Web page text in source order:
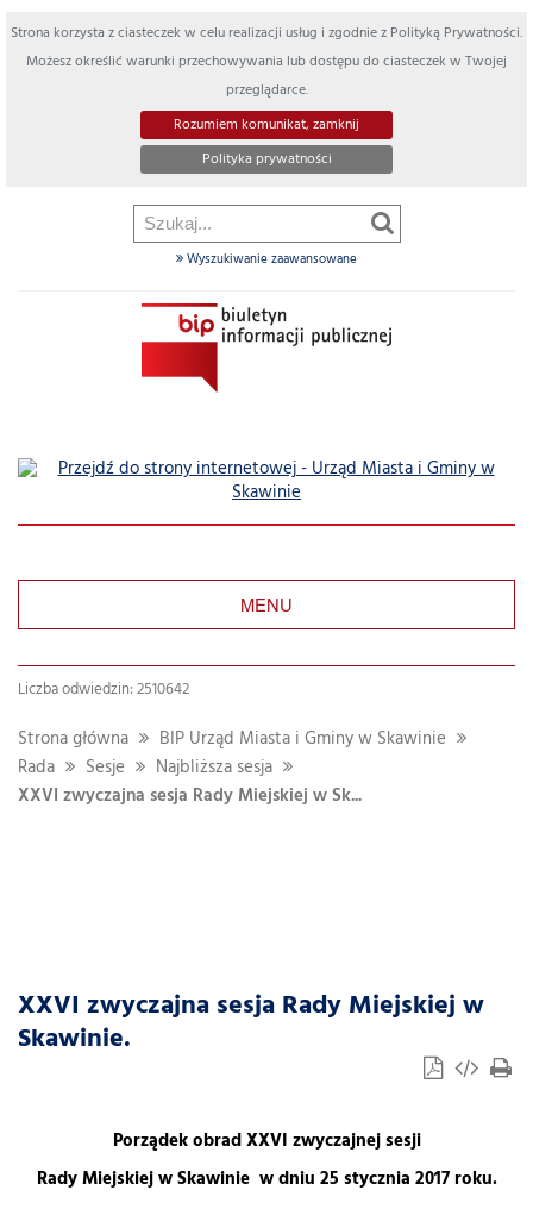
Strona korzysta z ciasteczek w celu realizacji usług i zgodnie z Polityką Prywatności.
Możesz określić warunki przechowywania lub dostępu do ciasteczek w Twojej
przeglądarce.
Rozumiem komunikat, zamknij
Polityka prywatności
Wyszukiwanie zaawansowane
MENU
Liczba odwiedzin: 2510642
Strona główna
BIP Urząd Miasta i Gminy w Skawinie
Rada
Sesje
Najbliższa sesja
XXVI zwyczajna sesja Rady Miejskiej w Sk...
XXVI zwyczajna sesja Rady Miejskiej w
Skawinie.
Porządek obrad XXVI zwyczajnej sesji
Rady Miejskiej w Skawinie w dniu 25 stycznia 2017 roku.